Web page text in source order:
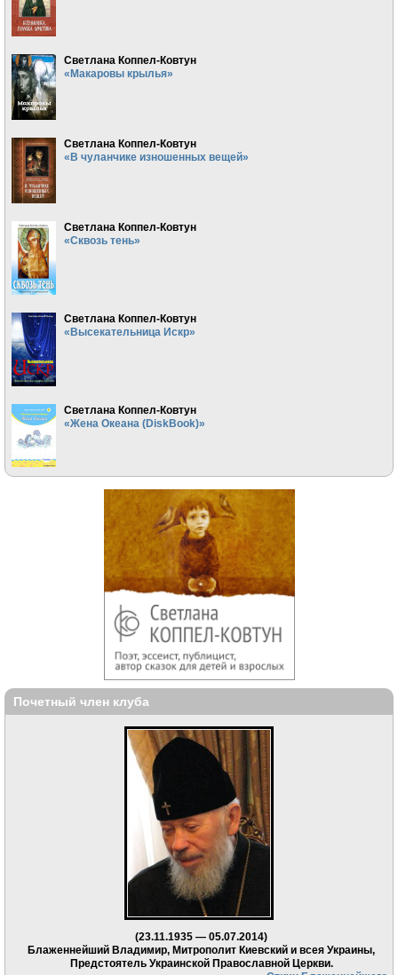
Светлана Коппел-Ковтун
«Макаровы крылья»
Светлана Коппел-Ковтун
«В чуланчике изношенных вещей»
Светлана Коппел-Ковтун
«Сквозь тень»
Светлана Коппел-Ковтун
«Высекательница Искр»
Светлана Коппел-Ковтун
«Жена Океана (DiskBook)»
Почетный член клуба
(23.11.1935 — 05.07.2014)
Блаженнейший Владимир, Митрополит Киевский и всея Украины,
Предстоятель Украинской Православной Церкви.